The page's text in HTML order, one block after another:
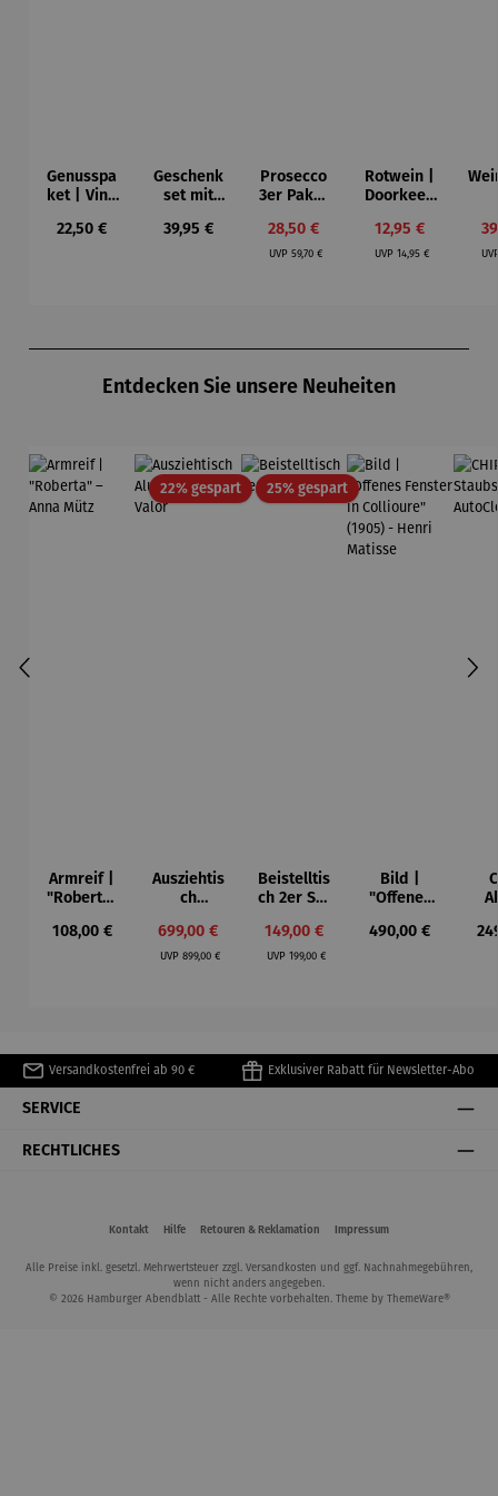
Genusspa
ket | Vino
Regulärer Preis:
22,50 €
Geschenk
set mit
Schlaraffe
Regulärer Preis:
39,95 €
Prosecco
3er Paket
Prosecco
DOC
Verkaufspreis:
28,50 €
UVPRegulärer Preis:
59,70 €
Rotwein |
Doorkeep
Verkaufspreis:
12,95 €
UVPRegulärer Preis:
14,95 €
Entdecken Sie unsere Neuheiten
Armreif |
"Roberta"
Mütz
Regulärer Preis:
108,00 €
22% gespartRabatt
Ausziehtis
ch
– Valor
Verkaufspreis:
699,00 €
UVPRegulärer Preis:
899,00 €
25% gespartRabatt
Beistelltis
ch 2er Set
Verkaufspreis:
149,00 €
UVP Regulärer Preis:
199,00 €
Bild |
"Offenes
Collioure"
Regulärer Preis:
490,00 €
Versandkostenfrei ab 90 € Exklusiver Rabatt für Newsletter-Abo
SERVICE
RECHTLICHES
Kontakt Hilfe Retouren & Reklamation Impressum
Alle Preise inkl. gesetzl. Mehrwertsteuer zzgl. Versandkosten und ggf. Nachnahmegebühren,
wenn nicht anders angegeben.
© 2026 Hamburger Abendblatt - Alle Rechte vorbehalten. Theme by ThemeWare®